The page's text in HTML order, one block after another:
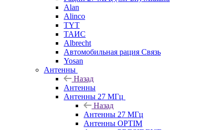
Alan
Alinco
TYT
ТАИС
Albrecht
Автомобильная рация Связь
Yosan
Антенны
Назад
Антенны
Антенны 27 МГц
Назад
Антенны 27 МГц
Антенны OPTIM